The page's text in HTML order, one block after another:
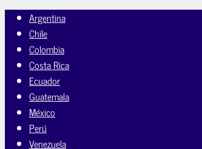
Argentina
Chile
Colombia
Costa Rica
Ecuador
Guatemala
México
Perú
Venezuela